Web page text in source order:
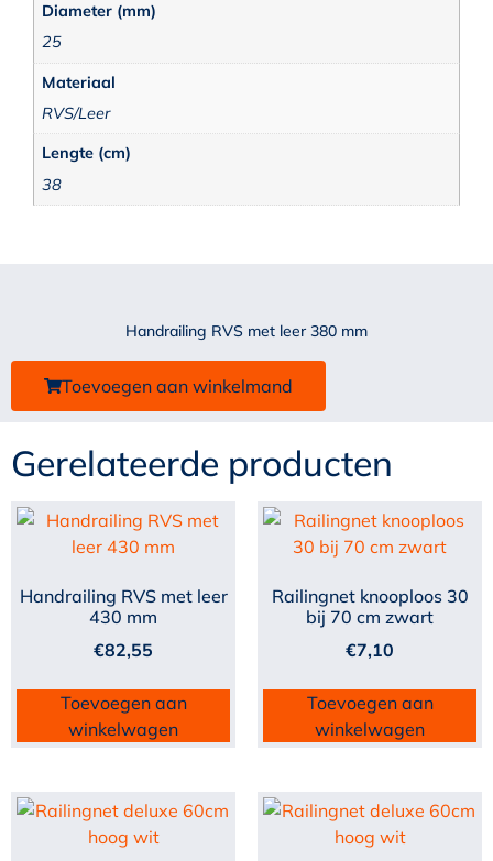
Diameter (mm)
25
Materiaal
RVS/Leer
Lengte (cm)
38
Handrailing RVS met leer 380 mm
Toevoegen aan winkelmand
Gerelateerde producten
Handrailing RVS met leer
430 mm
€82,55
Toevoegen aan
winkelwagen
Railingnet knooploos 30
bij 70 cm zwart
€7,10
Toevoegen aan
winkelwagen